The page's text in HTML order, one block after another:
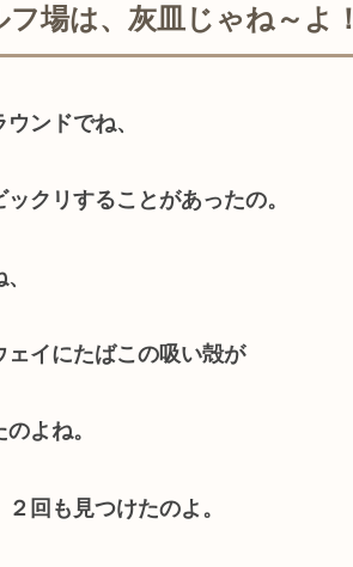
フ場は、灰皿じゃね～よ！
ンドでね、
ックリすることがあったの。
ェイにたばこの吸い殻が
よね。
２回も見つけたのよ。